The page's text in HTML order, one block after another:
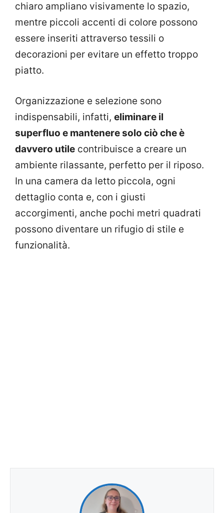
chiaro ampliano visivamente lo spazio,
mentre piccoli accenti di colore possono
essere inseriti attraverso tessili o
decorazioni per evitare un effetto troppo
piatto.
Organizzazione e selezione sono
indispensabili, infatti, eliminare il
superfluo e mantenere solo ciò che è
davvero utile contribuisce a creare un
ambiente rilassante, perfetto per il riposo.
In una camera da letto piccola, ogni
dettaglio conta e, con i giusti
accorgimenti, anche pochi metri quadrati
possono diventare un rifugio di stile e
funzionalità.